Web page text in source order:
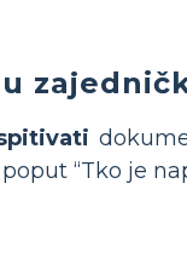
“Tko je